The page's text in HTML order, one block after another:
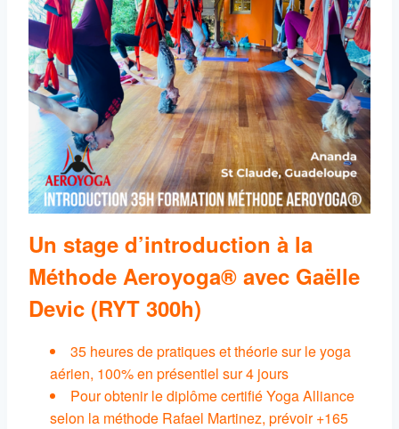
Un stage d’introduction à la
Méthode Aeroyoga® avec Gaëlle
Devic (RYT 300h)
35 heures de pratiques et théorie sur le yoga
aérien, 100% en présentiel sur 4 jours
Pour obtenir le diplôme certifié Yoga Alliance
selon la méthode Rafael Martinez, prévoir +165